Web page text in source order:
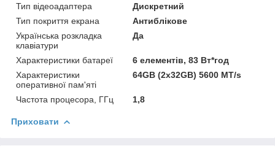
Тип відеоадаптера
Дискретний
Тип покриття екрана
Антиблікове
Українська розкладка
клавіатури
Да
Характеристики батареї
6 елементів, 83 Вт*год
Характеристики
оперативної пам'яті
64GB (2х32GB) 5600 MT/s
Частота процесора, ГГц 1,8
Приховати